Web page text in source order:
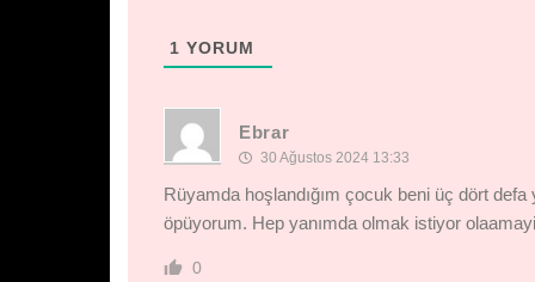
1 YORUM
Ebrar
30 Ağustos 2024 13:33
Rüyamda hoşlandığım çocuk beni üç dört
öpüyorum. Hep yanımda olmak istiyor
0